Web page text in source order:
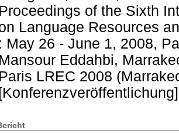
Proceedings of the Sixth
Language Resources
: May 26 - June 1, 2008,
Mansour Eddahbi,
Paris LREC 2008